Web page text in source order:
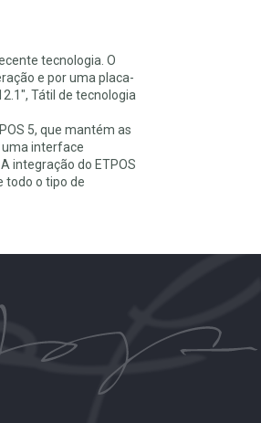
tecnologia. O
e por uma placa-
Tátil de tecnologia
5, que mantém as
uma interface
integração do ETPOS
todo o tipo de